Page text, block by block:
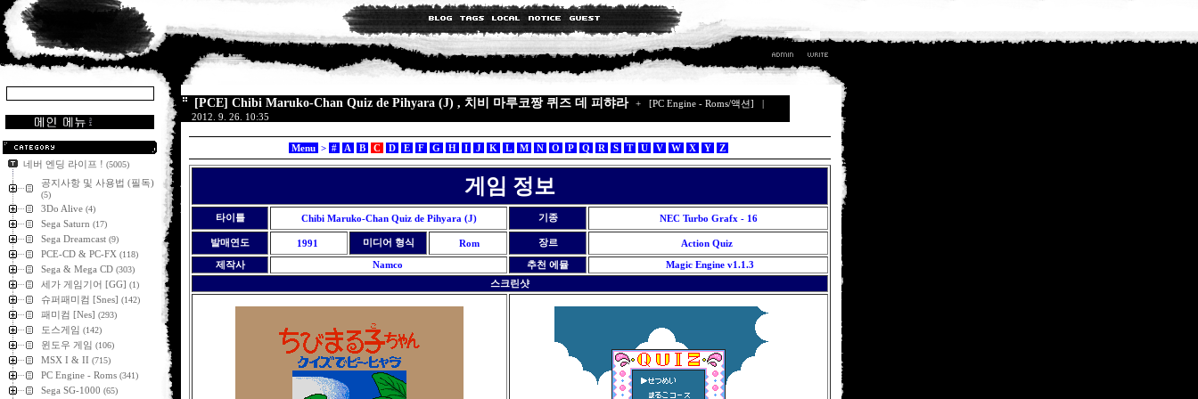
네버 엔딩 라이프 ! (5005)
공지사항 및 사용법 (필독)
(5)
3Do Alive (4)
Sega Saturn (17)
Sega Dreamcast (9)
PCE-CD & PC-FX (118)
Sega & Mega CD (303)
세가 게임기어 [GG] (1)
슈퍼패미컴 [Snes] (142)
패미컴 [Nes] (293)
도스게임 (142)
윈도우 게임 (106)
MSX I & II (715)
PC Engine - Roms (341)
Sega SG-1000 (65)
[PCE] Chibi Maruko-Chan Quiz de Pihyara (J) , 치비 마루코짱 퀴즈 데 피햐라 + [PC Engine - Roms/액션] |
2012. 9. 26. 10:35
Menu > # A B C D E F G H I J K L M N O P Q R S T U V W X Y Z
게임 정보
타이틀 Chibi Maruko-Chan Quiz de Pihyara (J) 기종 NEC Turbo Grafx - 16
발매연도 1991 미디어 형식 Rom 장르 Action Quiz
제작사
Namco 추천 에뮬
Magic Engine v1.1.3
스크린샷